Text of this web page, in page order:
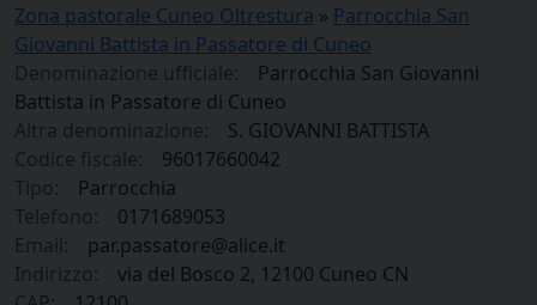
Zona pastorale Cuneo Oltrestura » Parrocchia San
Giovanni Battista in Passatore di Cuneo
Denominazione ufficiale:
Parrocchia San Giovanni
Battista in Passatore di Cuneo
Altra denominazione:
S. GIOVANNI BATTISTA
Codice fiscale:
96017660042
Tipo:
Parrocchia
Telefono:
0171689053
Email:
par.passatore@alice.it
Indirizzo:
via del Bosco 2, 12100 Cuneo CN